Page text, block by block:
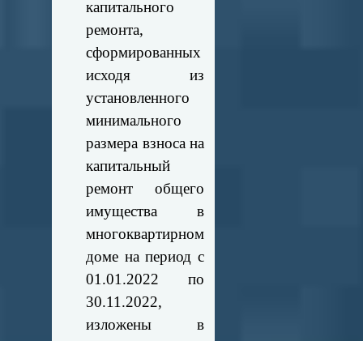
капитального
ремонта,
сформированных
исходя из
установленного
минимального
размера взноса на
капитальный
ремонт общего
имущества в
многоквартирном
доме на период с
01.01.2022 по
30.11.2022,
изложены в